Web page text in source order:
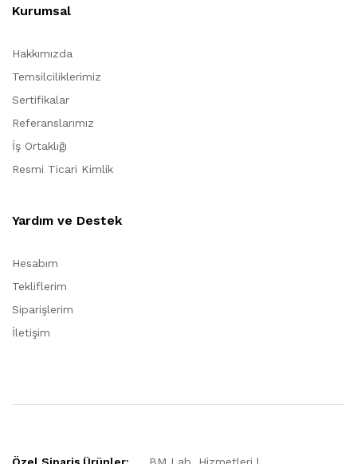
Kurumsal
Hakkımızda
Temsilciliklerimiz
Sertifikalar
Referanslarımız
İş Ortaklığı
Resmi Ticari Kimlik
Yardım ve Destek
Hesabım
Tekliflerim
Siparişlerim
İletişim
Özel Sipariş Ürünler:
BM Lab. Hizmetleri